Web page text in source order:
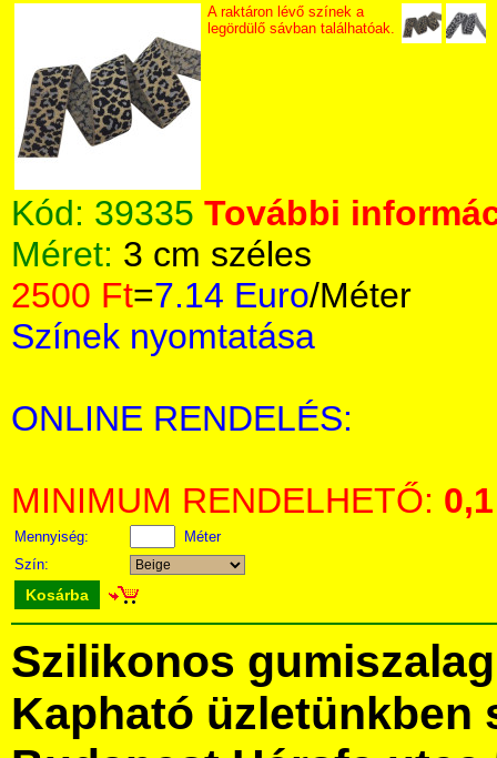
A raktáron lévő színek a
legördülő sávban találhatóak.
Kód: 39335 További
Méret: 3 cm széles
2500 Ft=7.14 Euro/Méter
Színek nyomtatása
ONLINE RENDELÉS:
MINIMUM RENDELHETŐ: 0,1
Mennyiség:
Méter
Szín:
Kosárba
Szilikonos
Kapható üzletünkben